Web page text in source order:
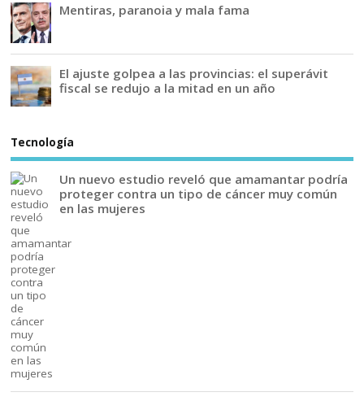
Mentiras, paranoia y mala fama
El ajuste golpea a las provincias: el superávit
fiscal se redujo a la mitad en un año
Tecnología
Un nuevo estudio reveló que amamantar podría
proteger contra un tipo de cáncer muy común
en las mujeres